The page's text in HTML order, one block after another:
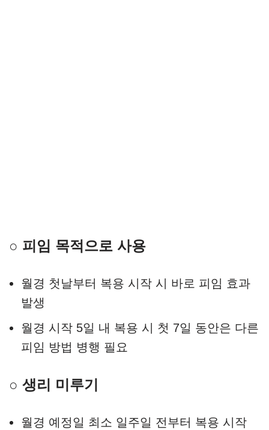
○ 피임 목적으로 사용
월경 첫날부터 복용 시작 시 바로 피임 효과
발생
월경 시작 5일 내 복용 시 첫 7일 동안은 다른
피임 방법 병행 필요
○ 생리 미루기
월경 예정일 최소 일주일 전부터 복용 시작